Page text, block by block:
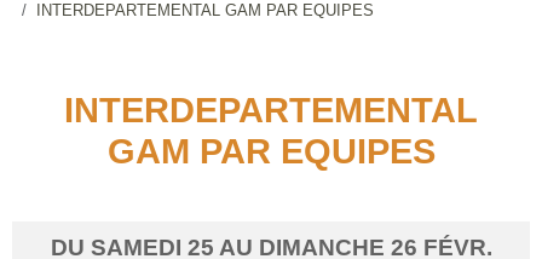
INTERDEPARTEMENTAL GAM PAR EQUIPES
INTERDEPARTEMENTAL
GAM PAR EQUIPES
DU SAMEDI 25 AU DIMANCHE 26 FÉVR.